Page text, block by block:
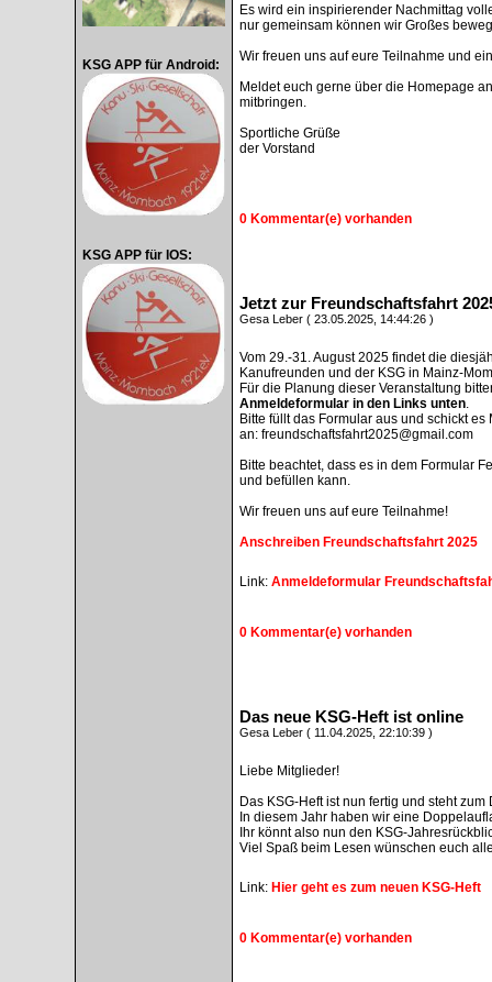
KSG APP für Android:
KSG APP für IOS:
Es wird ein inspirierender Nachmittag
nur gemeinsam können wir Großes
Wir freuen uns auf eure Teilnahme und
Meldet euch gerne über die Homepage
mitbringen.
Sportliche Grüße
der Vorstand
0 Kommentar(e) vorhanden
Jetzt zur Freundschaftsfahrt
Gesa Leber ( 23.05.2025, 14:44:26 )
Vom 29.-31. August 2025 findet die
Kanufreunden und der KSG in Mainz-
Für die Planung dieser Veranstaltung
Anmeldeformular in den Links unten.
Bitte füllt das Formular aus und schickt
an: freundschaftsfahrt2025@gmail.com
Bitte beachtet, dass es in dem Formular
und befüllen kann.
Wir freuen uns auf eure Teilnahme!
Anschreiben Freundschaftsfahrt 2025
Link: Anmeldeformular
0 Kommentar(e) vorhanden
Das neue KSG-Heft ist online
Gesa Leber ( 11.04.2025, 22:10:39 )
Liebe Mitglieder!
Das KSG-Heft ist nun fertig und steht
In diesem Jahr haben wir eine
Ihr könnt also nun den KSG-
Viel Spaß beim Lesen wünschen euch
Link: Hier geht es zum neuen KSG-Heft
0 Kommentar(e) vorhanden